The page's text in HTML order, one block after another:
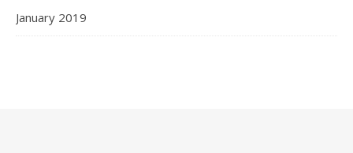
January 2019